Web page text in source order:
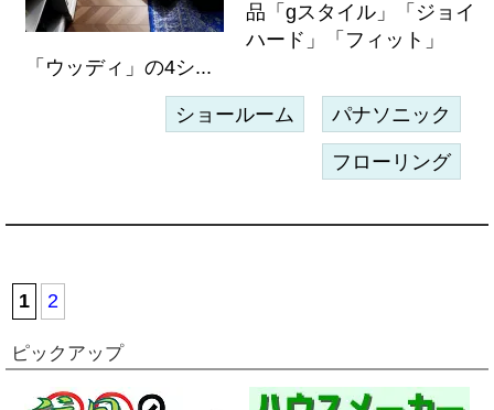
品「gスタイル」「ジョイ
ハード」「フィット」
「ウッディ」の4シ...
ショールーム パナソニック
フローリング
1 2
ピックアップ